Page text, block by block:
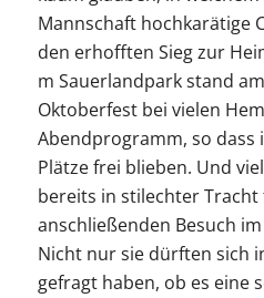
Mannschaft hochkarätige
den erhofften Sieg zur
m Sauerlandpark stand
Oktoberfest bei vielen
Abendprogramm, so dass
Plätze frei blieben. Und
bereits in stilechter Tracht
anschließenden Besuch
Nicht nur sie dürften sich
gefragt haben, ob es eine